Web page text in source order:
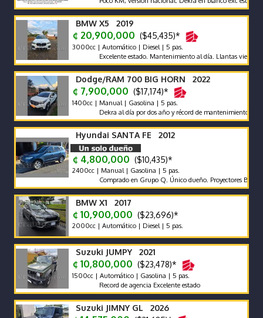
BMW X5 2019
¢ 20,900,000 ($45,435)*
3000cc | Automático | Diesel | 5 pas.
Excelente estado. Mantenimiento al día. Llantas vientiuno
Dodge/RAM 700 BIG HORN 2022
¢ 7,900,000 ($17,174)*
1400cc | Manual | Gasolina | 5 pas.
Dekra al día por dos año y récord de mantenimientos de
Hyundai SANTA FE 2012
¢ 4,800,000 ($10,435)*
2400cc | Manual | Gasolina | 5 pas.
Comprado en Grupo Q. Único dueño. Proyectores Biled.
BMW X1 2017
¢ 10,900,000 ($23,696)*
2000cc | Automático | Diesel | 5 pas.
Suzuki JUMPY 2021
¢ 10,800,000 ($23,478)*
1500cc | Automático | Gasolina | 5 pas.
Record de agencia Excelente estado
Suzuki JIMNY GL 2026